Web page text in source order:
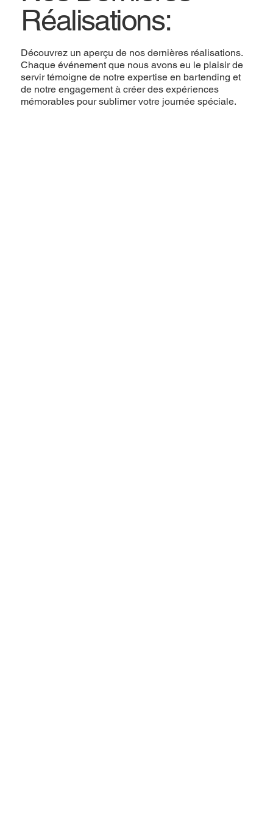
Réalisations:
Découvrez un aperçu de nos dernières réalisations.
Chaque événement que nous avons eu le plaisir de
servir témoigne de notre expertise en bartending et
de notre engagement à créer des expériences
mémorables pour sublimer votre journée spéciale.